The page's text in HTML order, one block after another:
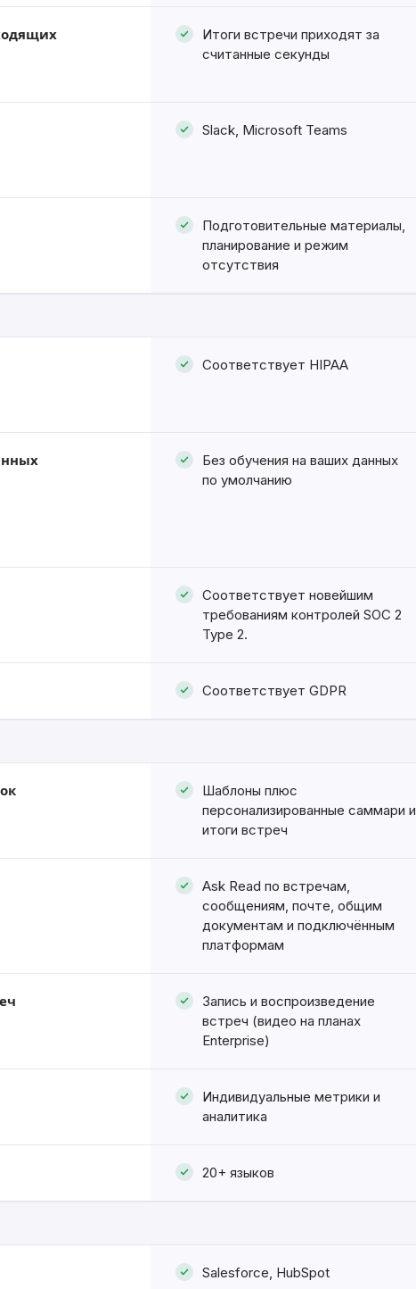
Итоги встречи приходят за
считанные секунды
Slack, Microsoft Teams
Подготовительные материалы,
планирование и режим
отсутствия
Соответствует HIPAA
Без обучения на ваших данных
по умолчанию
Соответствует новейшим
требованиям контролей SOC 2
Type 2.
Соответствует GDPR
Шаблоны плюс
персонализированные саммари и
итоги встреч
Ask Read по встречам,
сообщениям, почте, общим
документам и подключённым
платформам
Запись и воспроизведение
встреч (видео на планах
Enterprise)
Индивидуальные метрики и
аналитика
20+ языков
Salesforce, HubSpot